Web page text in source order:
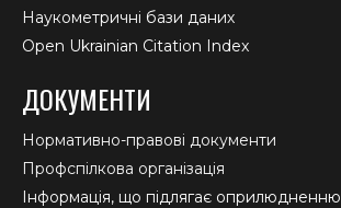
Наукометричні бази даних
Open Ukrainian Citation Index
ДОКУМЕНТИ
Нормативно-правові документи
Профспілкова організація
Інформація, що підлягає оприлюдненню